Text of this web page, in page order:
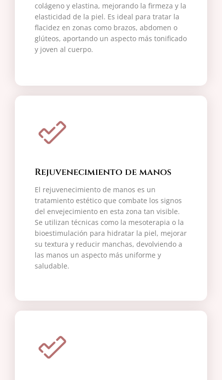
colágeno y elastina, mejorando la firmeza y la
elasticidad de la piel. Es ideal para tratar la
flacidez en zonas como brazos, abdomen o
glúteos, aportando un aspecto más tonificado
y joven al cuerpo.
Rejuvenecimiento de manos
El rejuvenecimiento de manos es un
tratamiento estético que combate los signos
del envejecimiento en esta zona tan visible.
Se utilizan técnicas como la mesoterapia o la
bioestimulación para hidratar la piel, mejorar
su textura y reducir manchas, devolviendo a
las manos un aspecto más uniforme y
saludable.